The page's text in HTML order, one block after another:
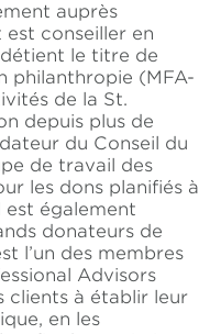
auprès
conseiller en
le titre de
philanthropie (MFA-
de la St.
depuis plus de
du Conseil du
de travail des
les dons planifiés à
également
donateurs de
l’un des membres
Advisors
clients à établir leur
en les